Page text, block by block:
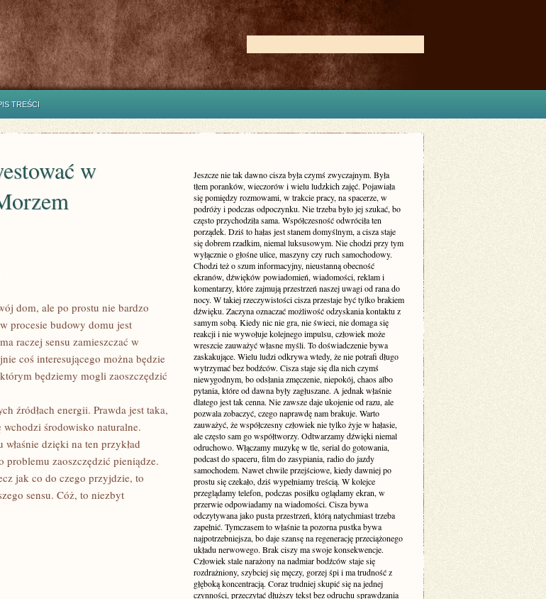
TREŚCI
w
dom, ale po prostu nie bardzo
procesie budowy domu jest
raczej sensu zamieszczać w
coś interesującego można będzie
będziemy mogli zaoszczędzić
źródłach energii. Prawda jest taka,
środowisko naturalne.
dzięki na ten przykład
problemu zaoszczędzić pieniądze.
jak co do czego przyjdzie, to
sensu. Cóż, to niezbyt
Jeszcze nie tak dawno cisza była czymś zwyczajnym. Była
tłem poranków, wieczorów i wielu ludzkich zajęć. Pojawiała
się pomiędzy rozmowami, w trakcie pracy, na spacerze, w
podróży i podczas odpoczynku. Nie trzeba było jej szukać, bo
często przychodziła sama. Współczesność odwróciła ten
porządek. Dziś to hałas jest stanem domyślnym, a cisza staje
się dobrem rzadkim, niemal luksusowym. Nie chodzi przy tym
wyłącznie o głośne ulice, maszyny czy ruch samochodowy.
Chodzi też o szum informacyjny, nieustanną obecność
ekranów, dźwięków powiadomień, wiadomości, reklam i
komentarzy, które zajmują przestrzeń naszej uwagi od rana do
nocy. W takiej rzeczywistości cisza przestaje być tylko brakiem
dźwięku. Zaczyna oznaczać możliwość odzyskania kontaktu z
samym sobą. Kiedy nic nie gra, nie świeci, nie domaga się
reakcji i nie wywołuje kolejnego impulsu, człowiek może
wreszcie zauważyć własne myśli. To doświadczenie bywa
zaskakujące. Wielu ludzi odkrywa wtedy, że nie potrafi długo
wytrzymać bez bodźców. Cisza staje się dla nich czymś
niewygodnym, bo odsłania zmęczenie, niepokój, chaos albo
pytania, które od dawna były zagłuszane. A jednak właśnie
dlatego jest tak cenna. Nie zawsze daje ukojenie od razu, ale
pozwala zobaczyć, czego naprawdę nam brakuje. Warto
zauważyć, że współczesny człowiek nie tylko żyje w hałasie,
ale często sam go współtworzy. Odtwarzamy dźwięki niemal
odruchowo. Włączamy muzykę w tle, serial do gotowania,
podcast do spaceru, film do zasypiania, radio do jazdy
samochodem. Nawet chwile przejściowe, kiedy dawniej po
prostu się czekało, dziś wypełniamy treścią. W kolejce
przeglądamy telefon, podczas posiłku oglądamy ekran, w
przerwie odpowiadamy na wiadomości. Cisza bywa
odczytywana jako pusta przestrzeń, którą natychmiast trzeba
zapełnić. Tymczasem to właśnie ta pozorna pustka bywa
najpotrzebniejsza, bo daje szansę na regenerację przeciążonego
układu nerwowego. Brak ciszy ma swoje konsekwencje.
Człowiek stale narażony na nadmiar bodźców staje się
rozdrażniony, szybciej się męczy, gorzej śpi i ma trudność z
głęboką koncentracją. Coraz trudniej skupić się na jednej
czynności, przeczytać dłuższy tekst bez odruchu sprawdzania